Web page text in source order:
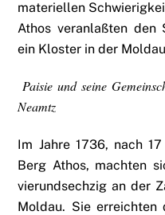
materiellen
Athos veranlaßten den
ein Kloster in der
Paisie und seine
Neamtz
Im Jahre 1736, nach
Berg Athos, machten
vierundsechzig an der
Moldau. Sie erreichten